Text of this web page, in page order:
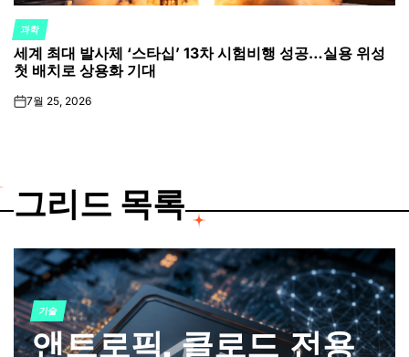
POSTED
IN
과학
세계 최대 발사체 ‘스타십’ 13차 시험비행 성공…실용 위성
첫 배치로 상용화 기대
on7월 25, 2026
그리드 목록
POSTED
IN
기술
앤트로픽, 클로드 전용